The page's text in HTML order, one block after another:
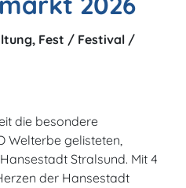
Fest / Festival /
die besondere
Welterbe gelisteten,
Stralsund. Mit 4
der Hansestadt